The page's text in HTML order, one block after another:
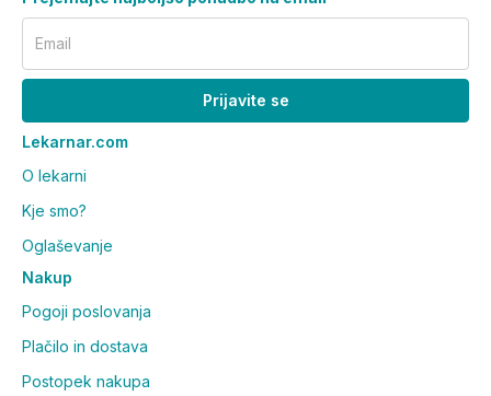
Email
Prijavite se
Lekarnar.com
O lekarni
Kje smo?
Oglaševanje
Nakup
Pogoji poslovanja
Plačilo in dostava
Postopek nakupa